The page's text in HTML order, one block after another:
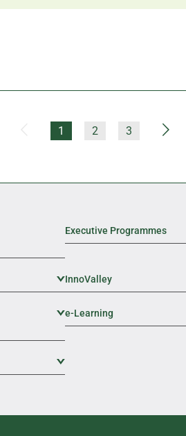
Previous Page
1 2 3
Executive Programmes
Expand Sub Level
InnoValley
Expand Sub Level
e-Learning